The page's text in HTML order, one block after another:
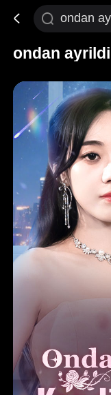
ondan